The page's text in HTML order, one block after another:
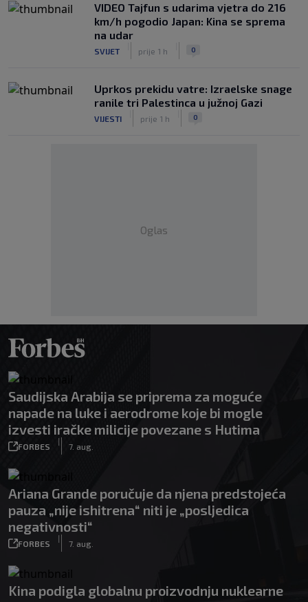
VIDEO Tajfun s udarima vjetra do 216
km/h pogodio Japan: Kina se sprema
na udar
SVIJET prije 1 h 0
Uprkos prekidu vatre: Izraelske snage
ranile tri Palestinca u južnoj Gazi
VIJESTI prije 1 h 0
Oglas
Saudijska Arabija se priprema za moguće
napade na luke i aerodrome koje bi mogle
izvesti iračke milicije povezane s Hutima
FORBES
|
7. aug.
Ariana Grande poručuje da njena predstojeća
pauza „nije ishitrena“ niti je „posljedica
negativnosti“
FORBES
|
7. aug.
Kina podigla globalnu proizvodnju nuklearne